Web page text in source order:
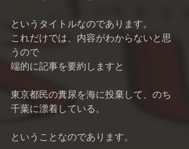
というタイトルなのであります。
これだけでは、内容がわからないと思
うので
端的に記事を要約しますと
東京都民の糞尿を海に投棄して、のち
千葉に漂着している。
ということなのであります。